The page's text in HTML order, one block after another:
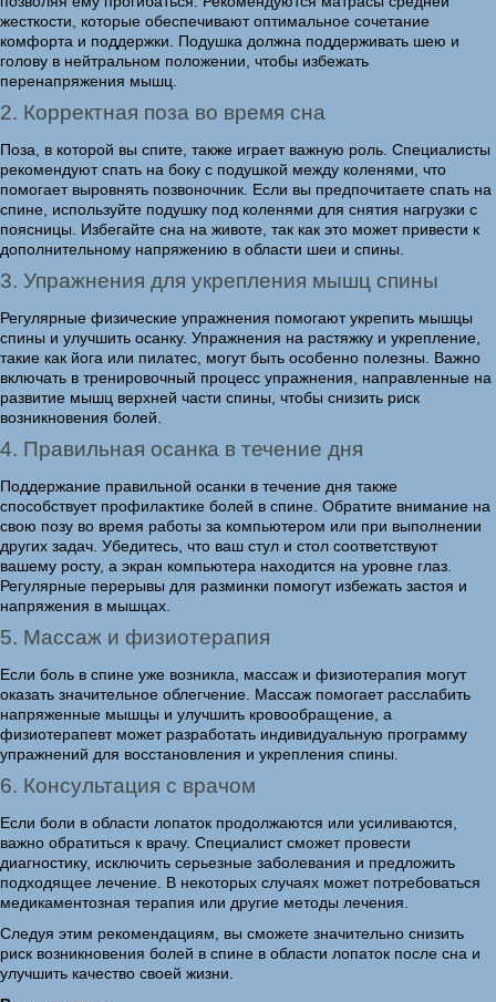
жесткости, которые обеспечивают оптимальное сочетание
комфорта и поддержки. Подушка должна поддерживать шею и
голову в нейтральном положении, чтобы избежать
перенапряжения мышц.
2. Корректная поза во время сна
Поза, в которой вы спите, также играет важную роль. Специалисты
рекомендуют спать на боку с подушкой между коленями, что
помогает выровнять позвоночник. Если вы предпочитаете спать на
спине, используйте подушку под коленями для снятия нагрузки с
поясницы. Избегайте сна на животе, так как это может привести к
дополнительному напряжению в области шеи и спины.
3. Упражнения для укрепления мышц спины
Регулярные физические упражнения помогают укрепить мышцы
спины и улучшить осанку. Упражнения на растяжку и укрепление,
такие как йога или пилатес, могут быть особенно полезны. Важно
включать в тренировочный процесс упражнения, направленные на
развитие мышц верхней части спины, чтобы снизить риск
возникновения болей.
4. Правильная осанка в течение дня
Поддержание правильной осанки в течение дня также
способствует профилактике болей в спине. Обратите внимание на
свою позу во время работы за компьютером или при выполнении
других задач. Убедитесь, что ваш стул и стол соответствуют
вашему росту, а экран компьютера находится на уровне глаз.
Регулярные перерывы для разминки помогут избежать застоя и
напряжения в мышцах.
5. Массаж и физиотерапия
Если боль в спине уже возникла, массаж и физиотерапия могут
оказать значительное облегчение. Массаж помогает расслабить
напряженные мышцы и улучшить кровообращение, а
физиотерапевт может разработать индивидуальную программу
упражнений для восстановления и укрепления спины.
6. Консультация с врачом
Если боли в области лопаток продолжаются или усиливаются,
важно обратиться к врачу. Специалист сможет провести
диагностику, исключить серьезные заболевания и предложить
подходящее лечение. В некоторых случаях может потребоваться
медикаментозная терапия или другие методы лечения.
Следуя этим рекомендациям, вы сможете значительно снизить
риск возникновения болей в спине в области лопаток после сна и
улучшить качество своей жизни.